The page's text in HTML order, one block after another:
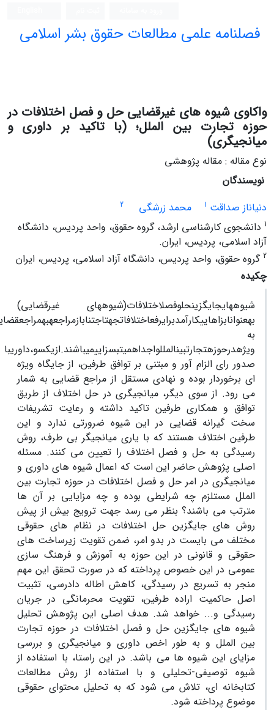
فصلنامه علمی مطالعات حقوق بشر اسلامی
واکاوی شیوه های غیرقضایی حل و فصل اختلافات در
حوزه تجارت بین الملل؛ (با تاکید بر داوری و
میانجیگری)
نوع مقاله : مقاله پژوهشی
نویسندگان
دنیاناز صداقت 1 محمد زرشگی
2
1 دانشجوی کارشناسی ارشد، گروه حقوق، واحد پردیس، دانشگاه
آزاد اسلامی، پردیس، ایران.
2 گروه حقوق، واحد پردیس، دانشگاه آزاد اسلامی، پردیس، ایران
چکیده
شیوههایجایگزینحلوفصلاختلافات(شیوههای غیرقضایی)
به
ویژهدرحوزهتجارتبینالمللواجداهمیتبسزاییمیباشند.ازیکسو،داوریبا
صدور رای الزام آور و مبتنی بر توافق طرفین، از جایگاه ویژه
ای برخوردار بوده و نهادی مستقل از مراجع قضایی به شمار
می رود. از سوی دیگر، میانجیگری در حل اختلاف از طریق
توافق و همکاری طرفین تاکید داشته و رعایت تشریفات
سخت گیرانه قضایی در این شیوه ضرورتی ندارد و این
طرفین اختلاف هستند که با یاری میانجیگر بی طرف، روش
رسیدگی به حل و فصل اختلاف را تعیین می کنند. مسئله
اصلی پژوهش حاضر این است که اعمال شیوه های داوری و
میانجیگری در امر حل و فصل اختلافات در حوزه تجارت بین
الملل مستلزم چه شرایطی بوده و چه مزایایی بر آن ها
مترتب می باشند؟ بنظر می رسد جهت ترویج بیش از پیش
روش های جایگزین حل اختلافات در نظام های حقوقی
مختلف می بایست در بدو امر، ضمن تقویت زیرساخت های
حقوقی و قانونی در این حوزه به آموزش و فرهنگ سازی
عمومی در این خصوص پرداخته که در صورت تحقق این مهم
منجر به تسریع در رسیدگی، کاهش اطاله دادرسی، تثبیت
اصل حاکمیت اراده طرفین، تقویت محرمانگی در جریان
رسیدگی و... خواهد شد. هدف اصلی این پژوهش تحلیل
شیوه های جایگزین حل و فصل اختلافات در حوزه تجارت
بین الملل و به طور اخص داوری و میانجیگری و بررسی
مزایای این شیوه ها می باشد. در این راستا، با استفاده از
شیوه توصیفی-تحلیلی و با استفاده از روش مطالعات
کتابخانه ای، تلاش می شود که به تحلیل محتوای حقوقی
موضوع پرداخته شود.